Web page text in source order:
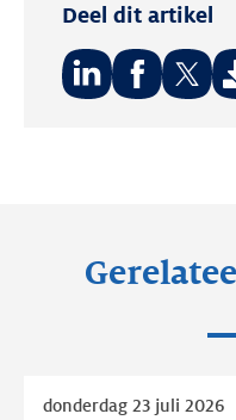
Deel dit artikel
donderdag 23 juli 2026